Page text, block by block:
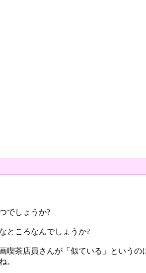
でしょうか?
ところなんでしょうか?
喫茶店員さんが「似ている」という
。